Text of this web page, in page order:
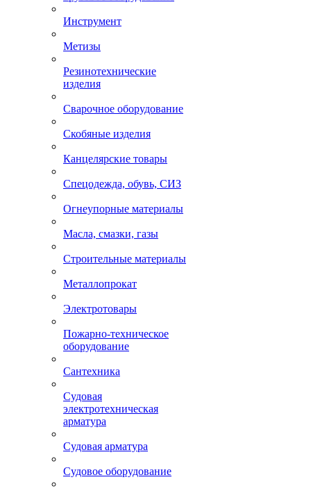
Инструмент
Метизы
Резинотехнические
изделия
Сварочное оборудование
Скобяные изделия
Канцелярские товары
Спецодежда, обувь, СИЗ
Огнеупорные материалы
Масла, смазки, газы
Строительные материалы
Металлопрокат
Электротовары
Пожарно-техническое
оборудование
Сантехника
Судовая
электротехническая
арматура
Судовая арматура
Судовое оборудование